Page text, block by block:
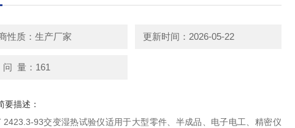
性质：生产厂家 更新时间：2026-05-22
量：161
要描述：
2423.3-93交变湿热试验仪适用于大型零件、半成品、电子电工、精密仪